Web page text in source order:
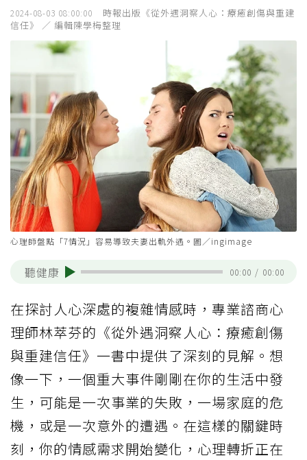
2024-08-03 08:00:00
時報出版《從外遇洞察人心：療癒創傷與重建
信任》 ／ 編輯陳學梅整理
心理師盤點「7情況」容易導致夫妻出軌外遇。圖／ingimage
聽健康 00:00 / 00:00
在探討人心深處的複雜情感時，專業諮商心
理師林萃芬的《從外遇洞察人心：療癒創傷
與重建信任》一書中提供了深刻的見解。想
像一下，一個重大事件剛剛在你的生活中發
生，可能是一次事業的失敗，一場家庭的危
機，或是一次意外的遭遇。在這樣的關鍵時
刻，你的情感需求開始變化，心理轉折正在